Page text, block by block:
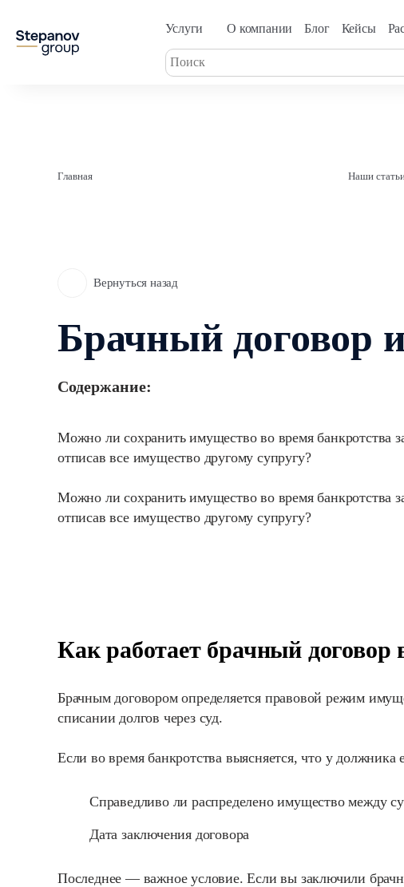
Услуги О компании Блог Кейсы
Главная Наши
Вернуться назад
Брачный договор
Содержание:
Можно ли сохранить имущество во время банкротства
отписав все имущество другому супругу?
Можно ли сохранить имущество во время банкротства
отписав все имущество другому супругу?
Как работает брачный договор
Брачным договором определяется правовой режим
списании долгов через суд.
Если во время банкротства выясняется, что у
Справедливо ли распределено имущество между
Дата заключения договора
Последнее — важное условие. Если вы заключили